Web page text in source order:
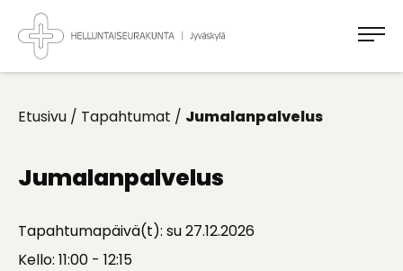
Takaisin
ylös
Jyväskylän
Helluntaiseurakunta
Koti
Etusivu / Tapahtumat / Jumalanpalvelus
Jumalanpalvelus
Tapahtumapäivä(t): su 27.12.2026
Kello: 11:00 - 12:15